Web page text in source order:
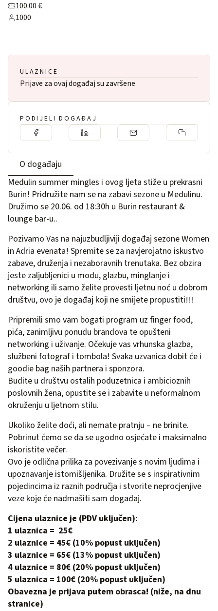
100.00 €
1000
ULAZNICE
Prijave za ovaj događaj su završene
PODIJELI DOGAĐAJ
O događaju
Medulin summer mingles i ovog ljeta stiže u prekrasni
Burin! Pridružite nam se na zabavi sezone u Medulinu.
Družimo se 20.06. od 18:30h u Burin restaurant &
lounge bar-u..
Pozivamo Vas na najuzbudljiviji događaj sezone Women
in Adria evenata! Spremite se za navjerojatno iskustvo
zabave, druženja i nezaboravnih trenutaka. Bez obzira
jeste zaljubljenici u modu, glazbu, minglanje i
networking ili samo želite provesti ljetnu noć u dobrom
društvu, ovo je događaj koji ne smijete propustiti!!!
Pripremili smo vam bogati program uz finger food,
pića, zanimljivu ponudu brandova te opušteni
networking i uživanje. Očekuje vas vrhunska glazba,
službeni fotograf i tombola! Svaka uzvanica dobit će i
goodie bag naših partnera i sponzora.
Budite u društvu ostalih poduzetnica i ambicioznih
poslovnih žena, opustite se i zabavite u neformalnom
okruženju u ljetnom stilu.
Ukoliko želite doći, ali nemate pratnju – ne brinite.
Pobrinut ćemo se da se ugodno osjećate i maksimalno
iskoristite večer.
Ovo je odlična prilika za povezivanje s novim ljudima i
upoznavanje istomišljenika. Družite se s inspirativnim
pojedincima iz raznih područja i stvorite neprocjenjive
veze koje će nadmašiti sam događaj.
Cijena ulaznice je (PDV uključen):
1 ulaznica = 25€
2 ulaznice = 45€ (10% popust uključen)
3 ulaznice = 65€ (13% popust uključen)
4 ulaznice = 80€ (20% popust uključen)
5 ulaznica = 100€ (20% popust uključen)
Obavezna je prijava putem obrasca! (niže, na dnu
stranice)